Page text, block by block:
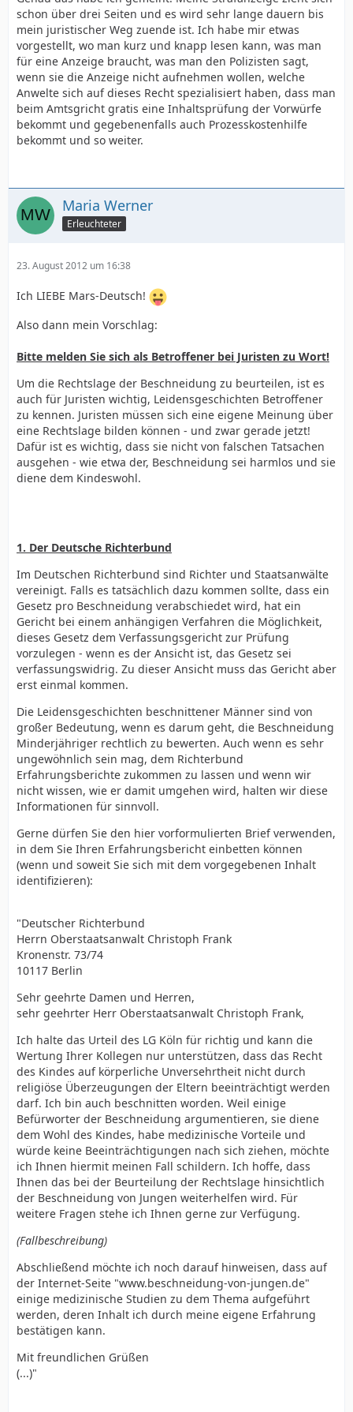
schon über drei Seiten und es wird sehr lange dauern bis
mein juristischer Weg zuende ist. Ich habe mir etwas
vorgestellt, wo man kurz und knapp lesen kann, was man
für eine Anzeige braucht, was man den Polizisten sagt,
wenn sie die Anzeige nicht aufnehmen wollen, welche
Anwelte sich auf dieses Recht spezialisiert haben, dass man
beim Amtsgricht gratis eine Inhaltsprüfung der Vorwürfe
bekommt und gegebenenfalls auch Prozesskostenhilfe
bekommt und so weiter.
Maria Werner
Erleuchteter
23. August 2012 um 16:38
Ich LIEBE Mars-Deutsch!
Also dann mein Vorschlag:
Bitte melden Sie sich als Betroffener bei Juristen zu Wort!
Um die Rechtslage der Beschneidung zu beurteilen, ist es
auch für Juristen wichtig, Leidensgeschichten Betroffener
zu kennen. Juristen müssen sich eine eigene Meinung über
eine Rechtslage bilden können - und zwar gerade jetzt!
Dafür ist es wichtig, dass sie nicht von falschen Tatsachen
ausgehen - wie etwa der, Beschneidung sei harmlos und sie
diene dem Kindeswohl.
1. Der Deutsche Richterbund
Im Deutschen Richterbund sind Richter und Staatsanwälte
vereinigt. Falls es tatsächlich dazu kommen sollte, dass ein
Gesetz pro Beschneidung verabschiedet wird, hat ein
Gericht bei einem anhängigen Verfahren die Möglichkeit,
dieses Gesetz dem Verfassungsgericht zur Prüfung
vorzulegen - wenn es der Ansicht ist, das Gesetz sei
verfassungswidrig. Zu dieser Ansicht muss das Gericht aber
erst einmal kommen.
Die Leidensgeschichten beschnittener Männer sind von
großer Bedeutung, wenn es darum geht, die Beschneidung
Minderjähriger rechtlich zu bewerten. Auch wenn es sehr
ungewöhnlich sein mag, dem Richterbund
Erfahrungsberichte zukommen zu lassen und wenn wir
nicht wissen, wie er damit umgehen wird, halten wir diese
Informationen für sinnvoll.
Gerne dürfen Sie den hier vorformulierten Brief verwenden,
in dem Sie Ihren Erfahrungsbericht einbetten können
(wenn und soweit Sie sich mit dem vorgegebenen Inhalt
identifizieren):
"Deutscher Richterbund
Herrn Oberstaatsanwalt Christoph Frank
Kronenstr. 73/74
10117 Berlin
Sehr geehrte Damen und Herren,
sehr geehrter Herr Oberstaatsanwalt Christoph Frank,
Ich halte das Urteil des LG Köln für richtig und kann die
Wertung Ihrer Kollegen nur unterstützen, dass das Recht
des Kindes auf körperliche Unversehrtheit nicht durch
religiöse Überzeugungen der Eltern beeinträchtigt werden
darf. Ich bin auch beschnitten worden. Weil einige
Befürworter der Beschneidung argumentieren, sie diene
dem Wohl des Kindes, habe medizinische Vorteile und
würde keine Beeinträchtigungen nach sich ziehen, möchte
ich Ihnen hiermit meinen Fall schildern. Ich hoffe, dass
Ihnen das bei der Beurteilung der Rechtslage hinsichtlich
der Beschneidung von Jungen weiterhelfen wird. Für
weitere Fragen stehe ich Ihnen gerne zur Verfügung.
(Fallbeschreibung)
Abschließend möchte ich noch darauf hinweisen, dass auf
der Internet-Seite "www.beschneidung-von-jungen.de"
einige medizinische Studien zu dem Thema aufgeführt
werden, deren Inhalt ich durch meine eigene Erfahrung
bestätigen kann.
Mit freundlichen Grüßen
(...)"